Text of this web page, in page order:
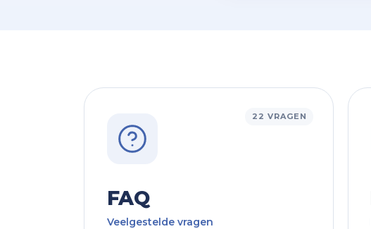
22 VRAGEN
FAQ
Veelgestelde vragen